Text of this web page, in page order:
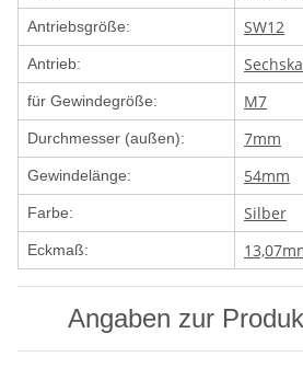
Antriebsgröße: SW12
Antrieb:
für Gewindegröße: M7
Durchmesser (außen): 7mm
Gewindelänge: 54mm
Farbe: Silber
Eckmaß:
Angaben zur